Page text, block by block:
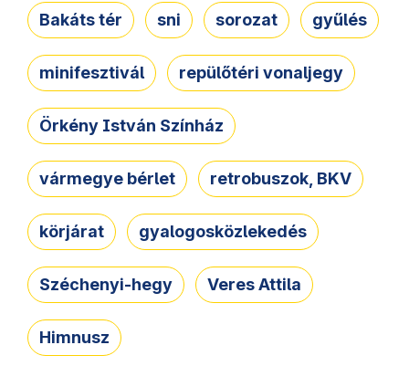
Bakáts tér sni sorozat gyűlés
minifesztivál repülőtéri vonaljegy
Örkény István Színház
vármegye bérlet retrobuszok, BKV
körjárat gyalogosközlekedés
Széchenyi-hegy Veres Attila
Himnusz